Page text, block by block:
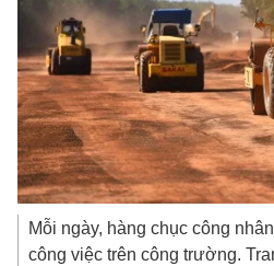
Mỗi ngày, hàng chục công
công việc trên công trường.